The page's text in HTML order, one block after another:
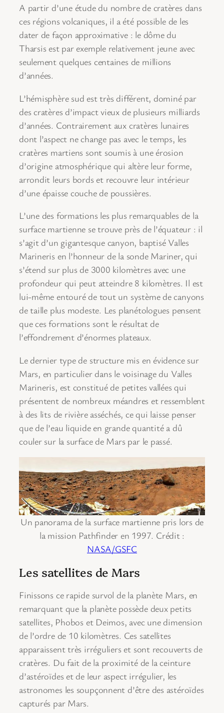
A partir d’une étude du nombre de cratères dans
ces régions volcaniques, il a été possible de les
dater de façon approximative : le dôme du
Tharsis est par exemple relativement jeune avec
seulement quelques centaines de millions
d’années.
L’hémisphère sud est très différent, dominé par
des cratères d’impact vieux de plusieurs milliards
d’années. Contrairement aux cratères lunaires
dont l’aspect ne change pas avec le temps, les
cratères martiens sont soumis à une érosion
d’origine atmosphérique qui altère leur forme,
arrondit leurs bords et recouvre leur intérieur
d’une épaisse couche de poussières.
L’une des formations les plus remarquables de la
surface martienne se trouve près de l’équateur : il
s’agit d’un gigantesque canyon, baptisé Valles
Marineris en l’honneur de la sonde Mariner, qui
s’étend sur plus de 3000 kilomètres avec une
profondeur qui peut atteindre 8 kilomètres. Il est
lui-même entouré de tout un système de canyons
de taille plus modeste. Les planétologues pensent
que ces formations sont le résultat de
l’effondrement d’énormes plateaux.
Le dernier type de structure mis en évidence sur
Mars, en particulier dans le voisinage du Valles
Marineris, est constitué de petites vallées qui
présentent de nombreux méandres et ressemblent
à des lits de rivière asséchés, ce qui laisse penser
que de l’eau liquide en grande quantité a dû
couler sur la surface de Mars par le passé.
Un panorama de la surface martienne pris lors de
la mission Pathfinder en 1997. Crédit :
NASA/GSFC
Les satellites de Mars
Finissons ce rapide survol de la planète Mars, en
remarquant que la planète possède deux petits
satellites, Phobos et Deimos, avec une dimension
de l’ordre de 10 kilomètres. Ces satellites
apparaissent très irréguliers et sont recouverts de
cratères. Du fait de la proximité de la ceinture
d’astéroïdes et de leur aspect irrégulier, les
astronomes les soupçonnent d’être des astéroïdes
capturés par Mars.